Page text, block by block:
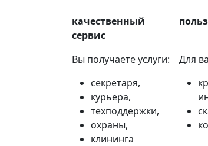
качественный
сервис
Вы получаете услуги:
секретаря,
курьера,
техподдержки,
охраны,
клининга
Для